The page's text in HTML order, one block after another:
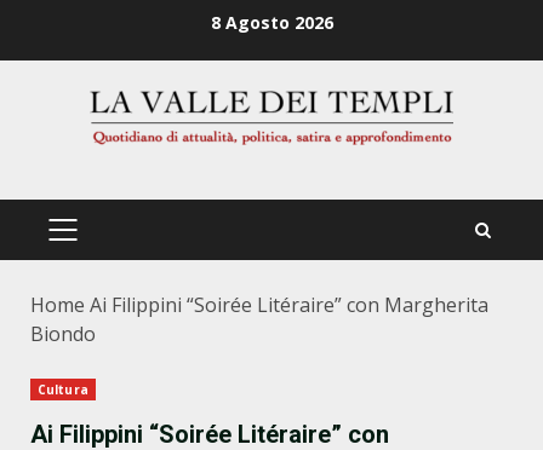
8 Agosto 2026
PRIMÄRES
Home Ai Filippini “Soirée Litéraire” con Margherita
Biondo
Cultura
Ai Filippini “Soirée Litéraire” con